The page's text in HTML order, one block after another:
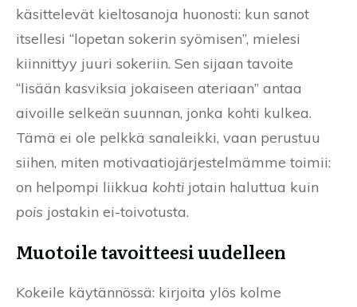
käsittelevät kieltosanoja huonosti: kun sanot
itsellesi “lopetan sokerin syömisen”, mielesi
kiinnittyy juuri sokeriin. Sen sijaan tavoite
“lisään kasviksia jokaiseen ateriaan” antaa
aivoille selkeän suunnan, jonka kohti kulkea.
Tämä ei ole pelkkä sanaleikki, vaan perustuu
siihen, miten motivaatiojärjestelmämme toimii:
on helpompi liikkua kohti jotain haluttua kuin
pois jostakin ei-toivotusta.
Muotoile tavoitteesi uudelleen
Kokeile käytännössä: kirjoita ylös kolme